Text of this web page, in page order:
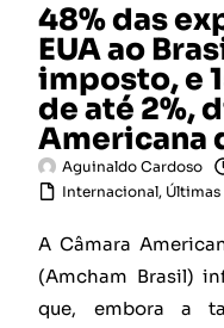
48% das
EUA ao
imposto, e
de até 2%,
Americana
Aguinaldo Cardoso
Internacional,
A Câmara
(Amcham Brasil)
que, embora a